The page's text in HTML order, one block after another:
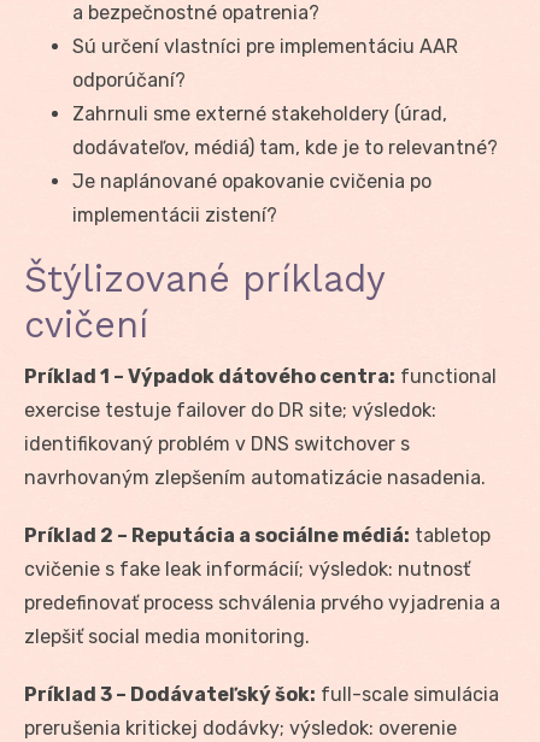
a bezpečnostné opatrenia?
Sú určení vlastníci pre implementáciu AAR
odporúčaní?
Zahrnuli sme externé stakeholdery (úrad,
dodávateľov, médiá) tam, kde je to relevantné?
Je naplánované opakovanie cvičenia po
implementácii zistení?
Štýlizované príklady
cvičení
Príklad 1 – Výpadok dátového centra: functional
exercise testuje failover do DR site; výsledok:
identifikovaný problém v DNS switchover s
navrhovaným zlepšením automatizácie nasadenia.
Príklad 2 – Reputácia a sociálne médiá: tabletop
cvičenie s fake leak informácií; výsledok: nutnosť
predefinovať process schválenia prvého vyjadrenia a
zlepšiť social media monitoring.
Príklad 3 – Dodávateľský šok: full-scale simulácia
prerušenia kritickej dodávky; výsledok: overenie